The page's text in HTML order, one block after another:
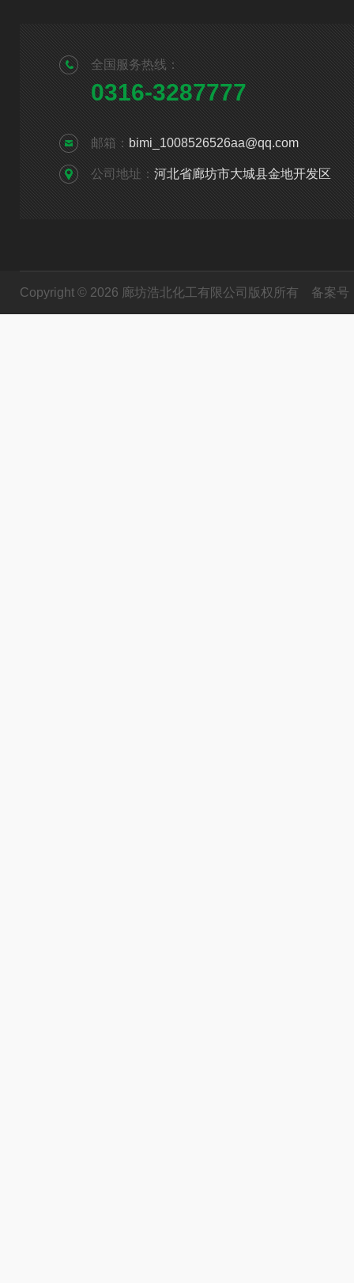
全国服务热线：
0316-3287777
邮箱： bimi_1008526526aa@qq.com
公司地址： 河北省廊坊市大城县金地开发区
Copyright © 2026 廊坊浩北化工有限公司版权所有 备案号